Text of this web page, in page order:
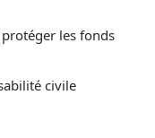
les fonds
civile